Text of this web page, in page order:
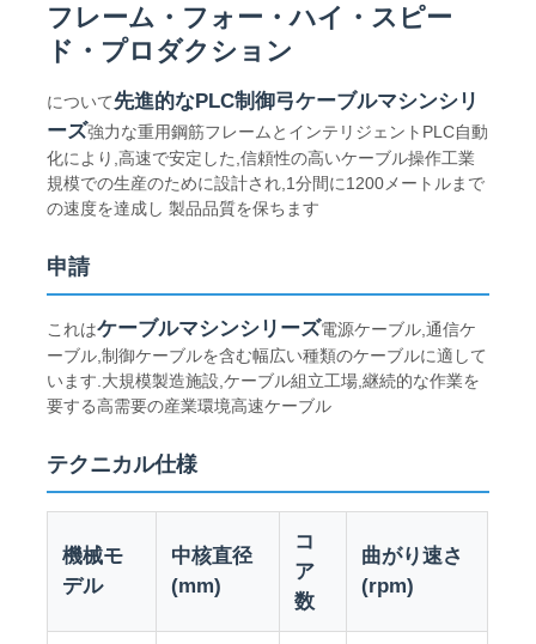
ホーム
製品
企業情報
フレーム・フォー・ハイ・スピー
ド・プロダクション
について先進的なPLC制御弓ケーブルマシンシリ
ーズ強力な重用鋼筋フレームとインテリジェントPLC自動
化により,高速で安定した,信頼性の高いケーブル操作工業
規模での生産のために設計され,1分間に1200メートルまで
の速度を達成し 製品品質を保ちます
申請
これはケーブルマシンシリーズ電源ケーブル,通信ケ
ーブル,制御ケーブルを含む幅広い種類のケーブルに適して
います.大規模製造施設,ケーブル組立工場,継続的な作業を
要する高需要の産業環境高速ケーブル
テクニカル仕様
機械モ
デル
中核直径
(mm)
コ
ア
数
曲がり速さ
(rpm)